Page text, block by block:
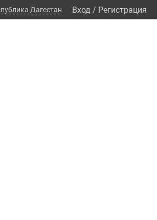
Дагестан Вход / Регистрация